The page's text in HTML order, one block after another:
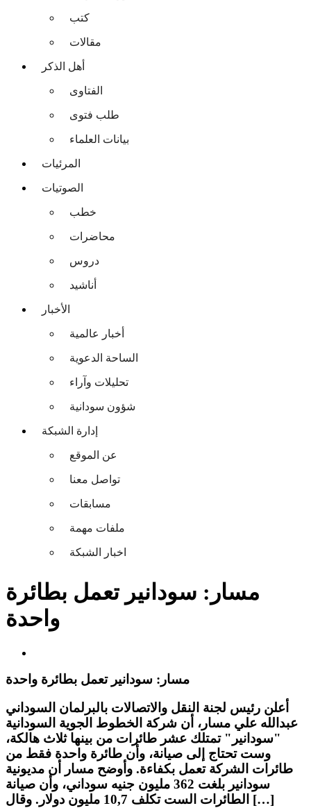
كتب
مقالات
أهل الذكر
الفتاوى
طلب فتوى
بيانات العلماء
المرئيات
الصوتيات
خطب
محاضرات
دروس
أناشيد
الأخبار
أخبار عالمية
الساحة الدعوية
تحليلات وآراء
شؤون سودانية
إدارة الشبكة
عن الموقع
تواصل معنا
مسابقات
ملفات مهمة
اخبار الشبكة
مسار: سودانير تعمل بطائرة
واحدة
مسار: سودانير تعمل بطائرة واحدة
أعلن رئيس لجنة النقل والاتصالات بالبرلمان السوداني
عبدالله علي مسار، أن شركة الخطوط الجوية السودانية
"سودانير" تمتلك عشر طائرات من بينها ثلاث هالكة،
وست تحتاج إلى صيانة، وأن طائرة واحدة فقط من
طائرات الشركة تعمل بكفاءة. وأوضح مسار أن مديونية
سودانير بلغت 362 مليون جنيه سوداني، وأن صيانة
الطائرات الست تكلف 10,7 مليون دولار. وقال […]